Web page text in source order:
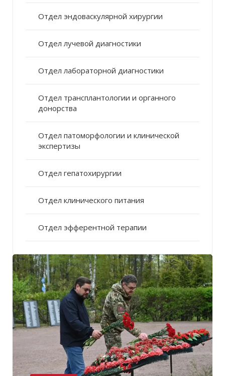
Отдел эндоваскулярной хирургии
Отдел лучевой диагностики
Отдел лабораторной диагностики
Отдел трансплантологии и органного
донорства
Отдел патоморфологии и клинической
экспертизы
Отдел гепатохирургии
Отдел клинического питания
Отдел эфферентной терапии